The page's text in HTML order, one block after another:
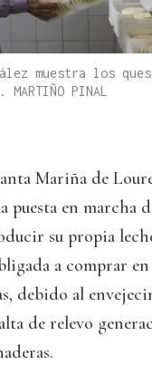
muestra los
PINAL
Mariña de
puesta en marcha
su propia
a comprar
debido al
de relevo